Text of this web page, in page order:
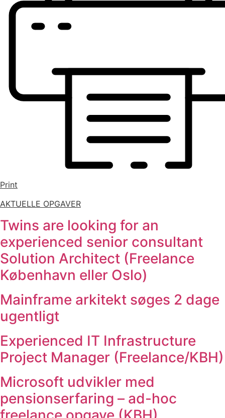
Print
AKTUELLE OPGAVER
Twins are looking for an
experienced senior consultant
Solution Architect (Freelance
København eller Oslo)
Mainframe arkitekt søges 2 dage
ugentligt
Experienced IT Infrastructure
Project Manager (Freelance/KBH)
Microsoft udvikler med
pensionserfaring – ad-hoc